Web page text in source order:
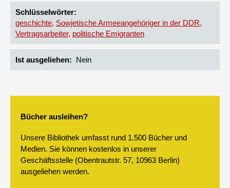
Schlüsselwörter
geschichte Sowjetische Armeeangehöriger in der DDR
Vertragsarbeiter politische Emigranten
Ist ausgeliehen Nein
Bücher ausleihen?
Unsere Bibliothek umfasst rund 1.500 Bücher und
Medien. Sie können kostenlos in unserer
Geschäftsstelle (Obentrautstr. 57, 10963 Berlin)
ausgeliehen werden.